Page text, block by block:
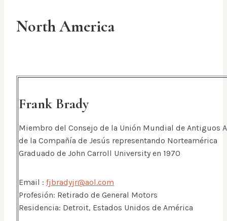
North America
Frank Brady
Miembro del Consejo de la Unión Mundial de Antiguos
de la Compañía de Jesús representando Norteamérica
Graduado de John Carroll University en 1970
Email : fjbradyjr@aol.com
Profesión: Retirado de General Motors
Residencia: Detroit, Estados Unidos de América